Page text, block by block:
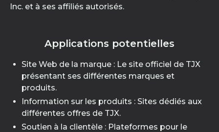
Inc. et à ses affiliés autorisés.
Applications potentielles
Site Web de la marque : Le site officiel de TJX
présentant ses différentes marques et
produits.
Information sur les produits : Sites dédiés aux
différentes offres de TJX.
Soutien à la clientèle : Plateformes pour le